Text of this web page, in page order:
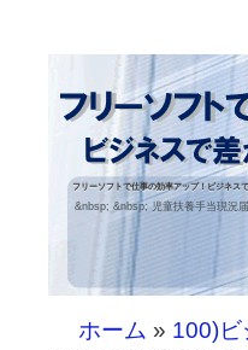
フリーソフトで仕事の効率アップ！ビジネス
&nbsp; &nbsp; 児童扶養手当現況
ホーム » 100)ビ